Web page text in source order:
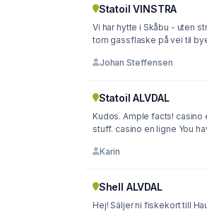
Statoil VINSTRA
Vi har hytte i Skåbu - uten
tom gassflaske på vei til
Johan Steffensen
Statoil ALVDAL
Kudos. Ample facts! casino
stuff. casino en ligne You
Karin
Shell ALVDAL
Hej! Säljer ni fiskekort till